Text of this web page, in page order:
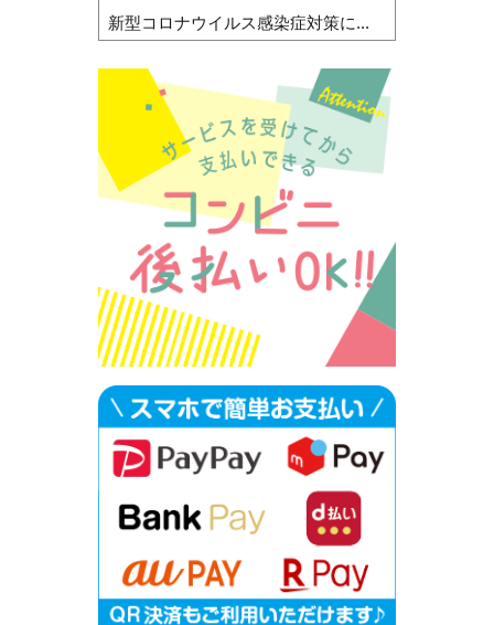
新型コロナウイルス感染症対策に...